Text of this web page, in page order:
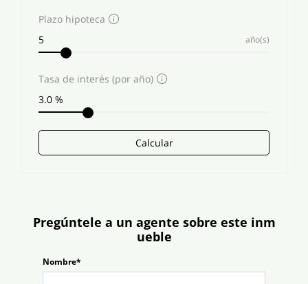
Plazo hipoteca
año(s)
Tasa de interés (por año)
Calcular
Pregúntele a un agente sobre este inm
ueble
Nombre*